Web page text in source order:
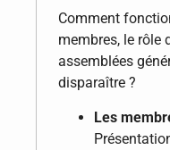
Comment
membres, le rôle
assemblées
disparaître ?
Les